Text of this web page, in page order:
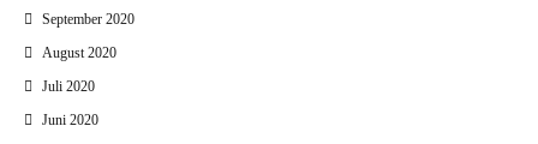
September 2020
August 2020
Juli 2020
Juni 2020